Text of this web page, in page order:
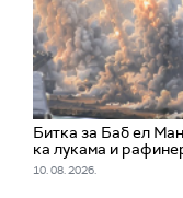
Битка за Баб ел
ка лукама и
10. 08. 2026.